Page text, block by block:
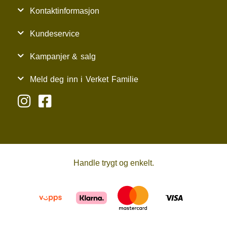
Kontaktinformasjon
Kundeservice
Kampanjer & salg
Meld deg inn i Verket Familie
Handle trygt og enkelt.